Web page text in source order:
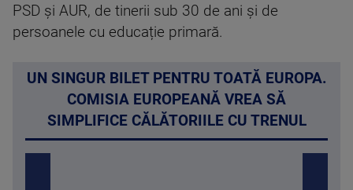
PSD și AUR, de tinerii sub 30 de ani și de
persoanele cu educație primară.
UN SINGUR BILET PENTRU TOATĂ EUROPA.
COMISIA EUROPEANĂ VREA SĂ
SIMPLIFICE CĂLĂTORIILE CU TRENUL